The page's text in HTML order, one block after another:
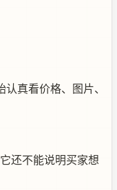
真看价格、图片、
还不能说明买家想